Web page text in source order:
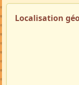
Localisation